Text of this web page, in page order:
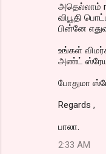
அதெல்லாம்
விபூதி
பின்னே
உங்கள்
அண்ட்
போதுமா
Regards ,
பாலா.
2:33 AM